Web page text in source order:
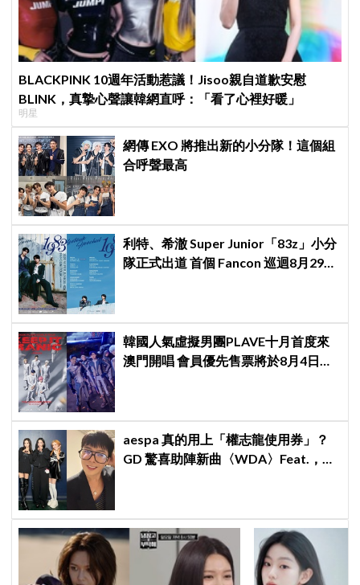
BLACKPINK 10週年活動惹議！Jisoo親自道歉安慰
BLINK，真摯心聲讓韓網直呼：「看了心裡好暖」
明星
網傳 EXO 將推出新的小分隊！這個組
合呼聲最高
利特、希澈 Super Junior「83z」小分
隊正式出道 首個 Fancon 巡迴8月29日
韓國人氣虛擬男團PLAVE十月首度來
澳門開唱 會員優先售票將於8月4日開
aespa 真的用上「權志龍使用券」？
GD 驚喜助陣新曲〈WDA〉Feat.，夢